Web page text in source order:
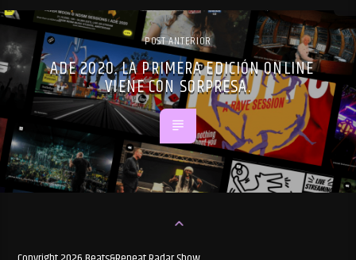
POST ANTERIOR
ADE 2020. LA PRIMERA EDICIÓN ONLINE
VIENE CON SORPRESA.